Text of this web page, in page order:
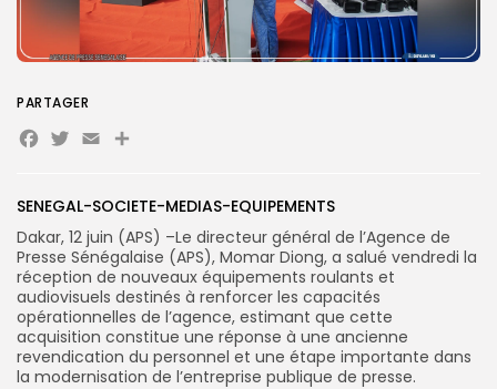
Search
for:
Button
FR
SENEGAL-SOCIETE-MEDIAS-EQUIPEMENTS
Dakar, 12 juin (APS) –Le directeur général de l’Agence de
Presse Sénégalaise (APS), Momar Diong, a salué vendredi la
réception de nouveaux équipements roulants et
audiovisuels destinés à renforcer les capacités
opérationnelles de l’agence, estimant que cette
acquisition constitue une réponse à une ancienne
revendication du personnel et une étape importante dans
la modernisation de l’entreprise publique de presse.
PARTAGER
Facebook
Twitter
Email